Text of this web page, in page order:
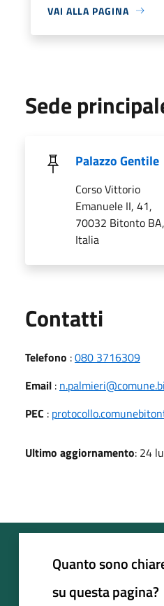
VAI ALLA PAGINA
Sede
Palazzo Gentile
Corso Vittorio
Emanuele II, 41,
70032 Bitonto BA,
Italia
Contatti
Telefono :080 3716309
Email :
PEC :
Ultimo aggiornamento: 24
Quanto sono
su questa pagina?